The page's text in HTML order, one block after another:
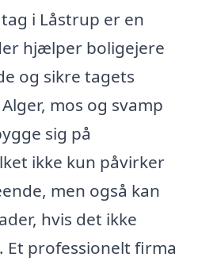
i Låstrup er en
hjælper boligejere
og sikre tagets
mos og svamp
sig på
ikke kun påvirker
men også kan
hvis det ikke
Et professionelt firma